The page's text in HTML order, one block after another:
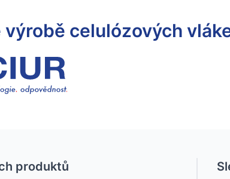
výrobě celulózových
produktů